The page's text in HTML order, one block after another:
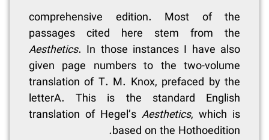
comprehensive edition. Most of the
passages cited here stem from the
Aesthetics. In those instances I have also
given page numbers to the two-volume
translation of T. M. Knox, prefaced by the
letterA. This is the standard English
translation of Hegel’s Aesthetics, which is
based on the Hothoedition.